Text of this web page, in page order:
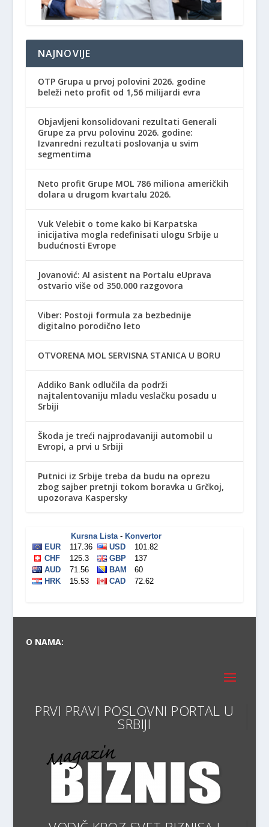
NAJNOVIJE
OTP Grupa u prvoj polovini 2026. godine
beleži neto profit od 1,56 milijardi evra
Objavljeni konsolidovani rezultati Generali
Grupe za prvu polovinu 2026. godine:
Izvanredni rezultati poslovanja u svim
segmentima
Neto profit Grupe MOL 786 miliona američkih
dolara u drugom kvartalu 2026.
Vuk Velebit o tome kako bi Karpatska
inicijativa mogla redefinisati ulogu Srbije u
budućnosti Evrope
Jovanović: AI asistent na Portalu eUprava
ostvario više od 350.000 razgovora
Viber: Postoji formula za bezbednije
digitalno porodično leto
OTVORENA MOL SERVISNA STANICA U BORU
Addiko Bank odlučila da podrži
najtalentovaniju mladu veslačku posadu u
Srbiji
Škoda je treći najprodavaniji automobil u
Evropi, a prvi u Srbiji
Putnici iz Srbije treba da budu na oprezu
zbog sajber pretnji tokom boravka u Grčkoj,
upozorava Kaspersky
O NAMA:
PRVI PRAVI POSLOVNI PORTA
VODIČ KROZ SVET BIZNISA I